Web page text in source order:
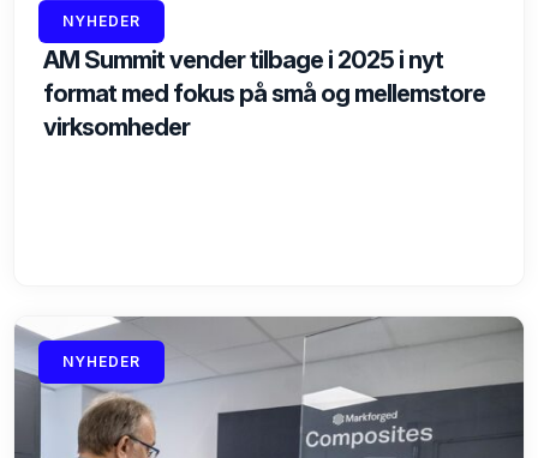
NYHEDER
17.06.2025
AM Summit vender tilbage i 2025 i nyt
format med fokus på små og mellemstore
virksomheder
NYHEDER